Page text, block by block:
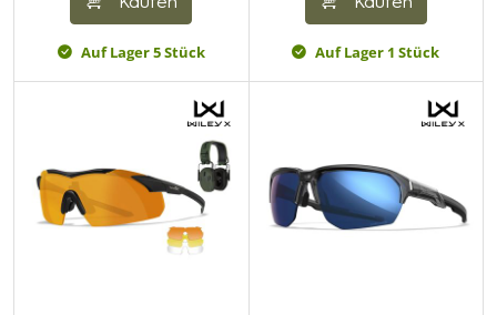
Auf Lager 5 Stück Auf Lager 1 Stück